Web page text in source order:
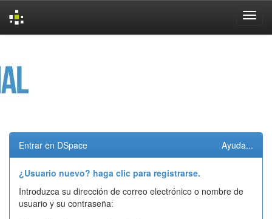
Entrar en DSpace Ayuda...
¿Usuario nuevo? haga clic para registrarse.
Introduzca su dirección de correo electrónico o nombre de
usuario y su contraseña: